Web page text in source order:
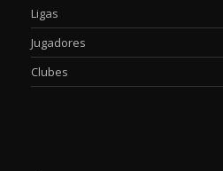
Ligas
Jugadores
Clubes